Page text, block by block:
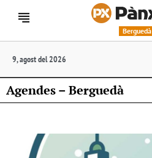
Berguedà
9, agost del 2026
Agendes – Berguedà